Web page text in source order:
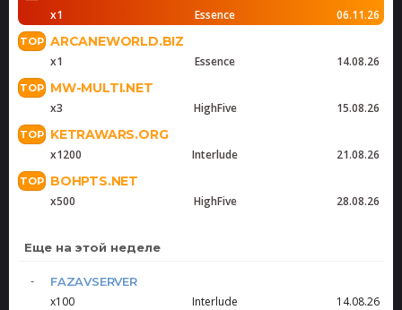
x1 Essence 06.11.26
ARCANEWORLD.BIZ
x1 Essence 14.08.26
MW-MULTI.NET
x3 HighFive 15.08.26
KETRAWARS.ORG
x1200 Interlude 21.08.26
BOHPTS.NET
x500 HighFive 28.08.26
Еще на этой неделе
FAZAVSERVER
x100 Interlude 14.08.26